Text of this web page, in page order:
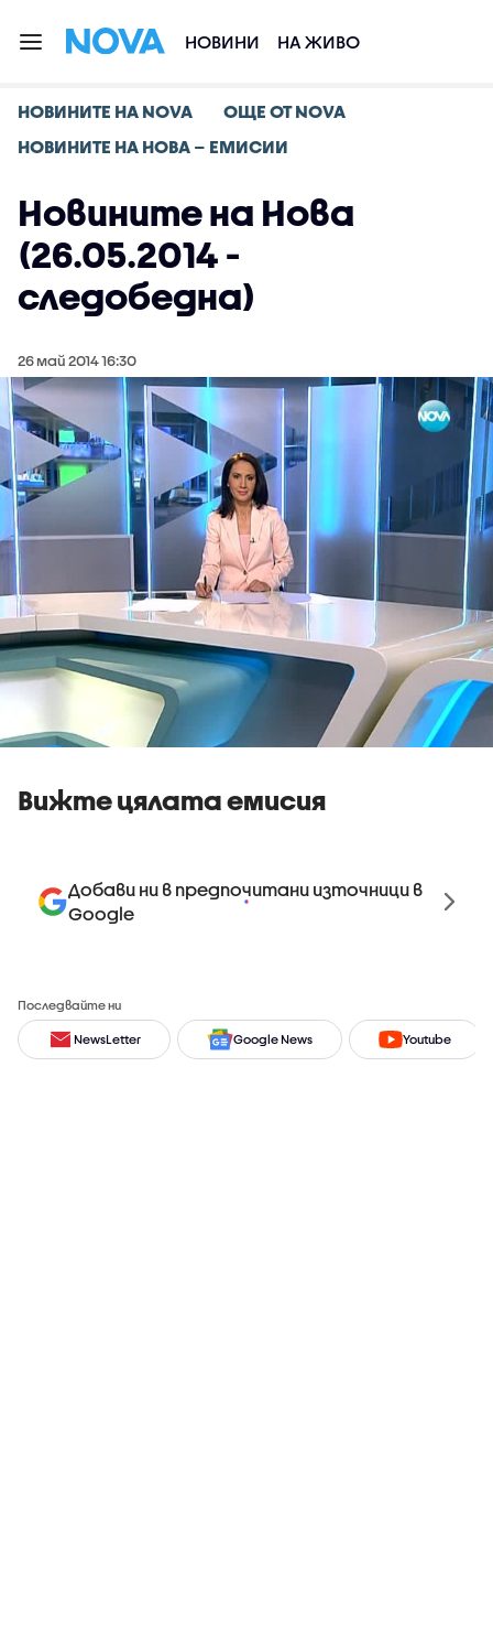
НОВИНИ НА ЖИВО
НОВИНИТЕ НА NOVA
ОЩЕ ОТ NOVA
НОВИНИТЕ НА НОВА – ЕМИСИИ
Новините на Нова
(26.05.2014 -
следобедна)
26 май 2014 16:30
Вижте цялата емисия
Добави ни в предпочитани източници в
Google
Последвайте ни
NewsLetter Google News Youtube